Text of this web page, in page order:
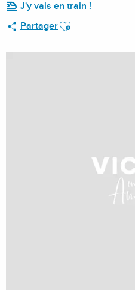
J'y vais en train !
PartagerAjouter aux favoris